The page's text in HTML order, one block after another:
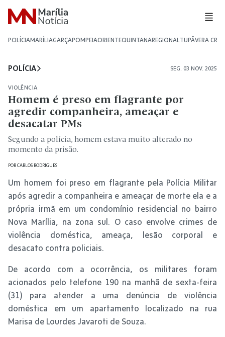
POLÍCIAMARÍLIAGARÇAPOMPEIAORIENTEQUINTANAREGIONALTUPÃVERA CRUZ
POLÍCIA SEG. 03 NOV. 2025
VIOLÊNCIA
Homem é preso em flagrante por
agredir companheira, ameaçar e
desacatar PMs
Segundo a polícia, homem estava muito alterado no
momento da prisão.
PORCARLOS RODRIGUES
Um homem foi preso em flagrante pela Polícia Militar
após agredir a companheira e ameaçar de morte ela e a
própria irmã em um condomínio residencial no bairro
Nova Marília, na zona sul. O caso envolve crimes de
violência doméstica, ameaça, lesão corporal e
desacato contra policiais.
De acordo com a ocorrência, os militares foram
acionados pelo telefone 190 na manhã de sexta-feira
(31) para atender a uma denúncia de violência
doméstica em um apartamento localizado na rua
Marisa de Lourdes Javaroti de Souza.